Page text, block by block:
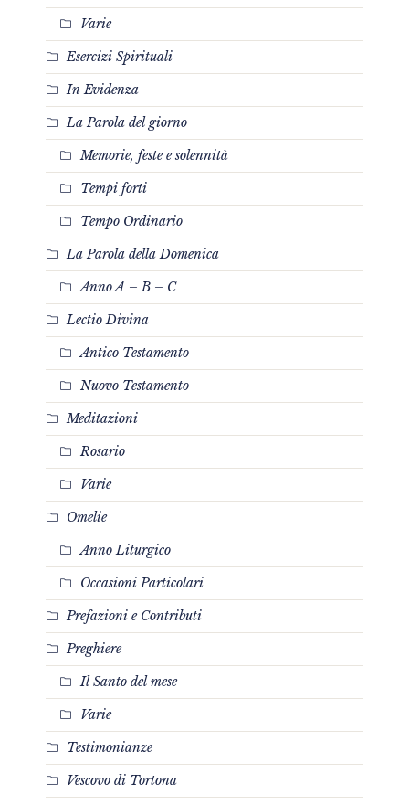
Varie
Esercizi Spirituali
In Evidenza
La Parola del giorno
Memorie, feste e solennità
Tempi forti
Tempo Ordinario
La Parola della Domenica
Anno A – B – C
Lectio Divina
Antico Testamento
Nuovo Testamento
Meditazioni
Rosario
Varie
Omelie
Anno Liturgico
Occasioni Particolari
Prefazioni e Contributi
Preghiere
Il Santo del mese
Varie
Testimonianze
Vescovo di Tortona